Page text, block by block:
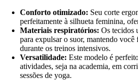
Conforto otimizado: Seu corte
perfeitamente à silhueta feminina,
Materiais respiratórios: Os tecidos
para expulsar o suor, mantendo você
durante os treinos intensivos.
Versatilidade: Este modelo é
atividades, seja na academia, em
sessões de yoga.